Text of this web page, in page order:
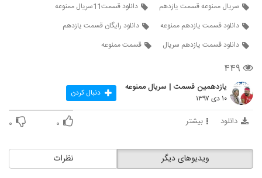
سریال ممنوعه قسمت یازدهم
دانلود قسمت11سریال ممنوعه
دانلود قسمت یازدهم ممنوعه
دانلود رایگان قسمت یازدهم
دانلود قسمت یازدهم سریال
قسمت ممنوعه
۴۴۹
یازدهمین قسمت | سریال ممنوعه
۱۰ دی ۱۳۹۷ دنبال کردن
دانلود بیشتر ۰ ۰
نظرات ویدیوهای دیگر